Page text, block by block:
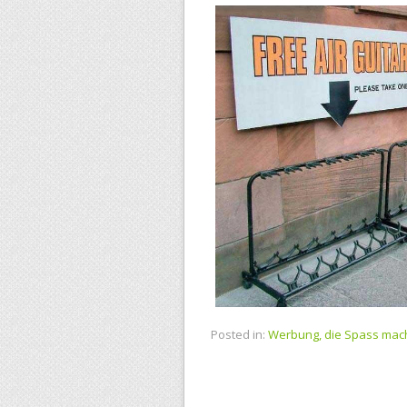
Posted in: Werbung, die Spass